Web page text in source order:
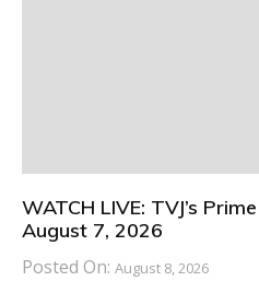
WATCH LIVE: TVJ’s
August 7, 2026
Posted On: August 8, 2026